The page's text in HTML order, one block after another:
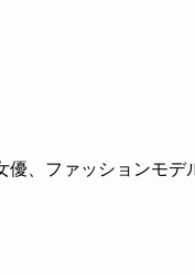
優、ファッションモデ